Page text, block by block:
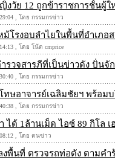
งวัย 12 ถูกข้าราชการชั้นผู้
, โดย กรรมกรข่าว
โรงอบลำไยในพื้นที่อำเภอส
, โดย โน้ต cmprice
รวจสารภีที่เป็นข่าวดัง ปั่นจั
, โดย กรรมกรข่าว
ษอาจารย์เฉลิมชัยฯ พร้อม
, โดย กรรมกรข่าว
ได้ 1ล้านเม็ด ไอซ์ 89 กิโล เ
, โดย ตนข่าว
งพื้นที่ ตรวจรถท่อดัง ตามคำ